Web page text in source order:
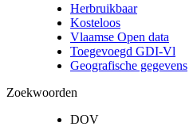
Herbruikbaar
Kosteloos
Vlaamse Open data
Toegevoegd GDI-Vl
Geografische gegevens
Zoekwoorden
DOV